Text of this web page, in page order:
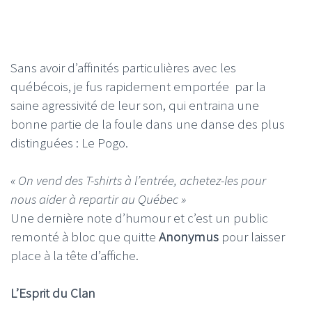
Sans avoir d’affinités particulières avec les
québécois, je fus rapidement emportée par la
saine agressivité de leur son, qui entraina une
bonne partie de la foule dans une danse des plus
distinguées : Le Pogo.
« On vend des T-shirts à l’entrée, achetez-les pour
nous aider à repartir au Québec »
Une dernière note d’humour et c’est un public
remonté à bloc que quitte Anonymus pour laisser
place à la tête d’affiche.
L’Esprit du Clan